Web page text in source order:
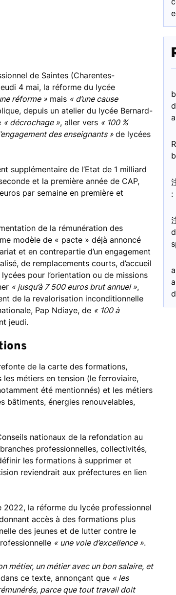
de Saintes (Charentes-
4 mai, la réforme du lycée
réforme » mais « d’une cause
depuis un atelier du lycée Bernard-
« décrochage », aller vers « 100 %
des enseignants »de lycées
supplémentaire de l’Etat de 1 milliard
et la première année de CAP,
par semaine en première et
de la rémunération des
modèle de « pacte » déjà annoncé
et en contrepartie d’un engagement
de remplacements courts, d’accueil
pour l’orientation ou de missions
« jusqu’à 7 500 euros brut annuel »,
de la revalorisation inconditionnelle
Pap Ndiaye, de « 100 à
jeudi.
de la carte des formations,
les métiers en tension (le ferroviaire,
été mentionnés) et les métiers
bâtiments, énergies renouvelables,
nationaux de la refondation au
professionnelles, collectivités,
les formations à supprimer et
reviendrait aux préfectures en lien
la réforme du lycée professionnel
accès à des formations plus
des jeunes et de lutter contre le
« une voie d’excellence ».
métier, un métier avec un bon salaire, et
ce texte, annonçant que « les
parce que tout travail doit
: